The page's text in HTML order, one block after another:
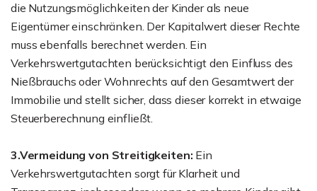
die Nutzungsmöglichkeiten der Kinder als neue
Eigentümer einschränken. Der Kapitalwert dieser Rechte
muss ebenfalls berechnet werden. Ein
Verkehrswertgutachten berücksichtigt den Einfluss des
Nießbrauchs oder Wohnrechts auf den Gesamtwert der
Immobilie und stellt sicher, dass dieser korrekt in etwaige
Steuerberechnung einfließt.
3.Vermeidung von Streitigkeiten: Ein
Verkehrswertgutachten sorgt für Klarheit und